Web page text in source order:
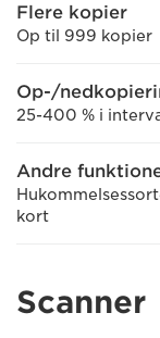
Flere kopier
Op til 999 kopier
Op-/
25-400 % i
Andre
kort
Scanner